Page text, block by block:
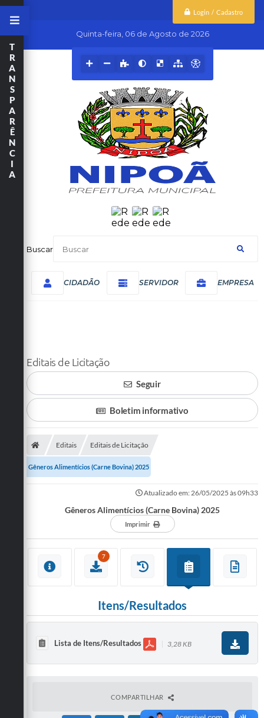
Login / Cadastro
Buscar
CIDADÃO SERVIDOR EMPRESA
Quinta-feira 06 de Agosto de 2026
T
R
A
N
S
P
A
R
Ê
N
C
I
A
Editais de Licitação
Seguir
Boletim informativo
Editais Editais de Licitação
Gêneros Alimentícios (Carne Bovina) 2025
Atualizado em: 26/05/2025 às 09h33
Gêneros Alimentícios (Carne Bovina) 2025
Imprimir
7
Itens/Resultados
Lista de Itens/Resultados 3,28 KB
COMPARTILHAR